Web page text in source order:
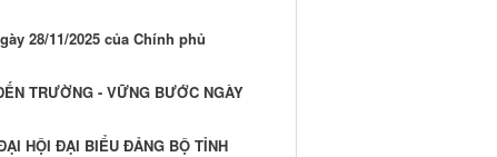
28/11/2025 của Chính phủ
TRƯỜNG - VỮNG BƯỚC NGÀY
HỘI ĐẠI BIỂU ĐẢNG BỘ TỈNH